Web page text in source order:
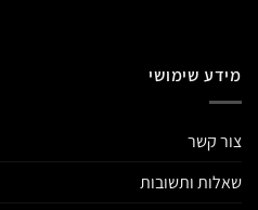
מידע שימושי
צור קשר
שאלות ותשובות